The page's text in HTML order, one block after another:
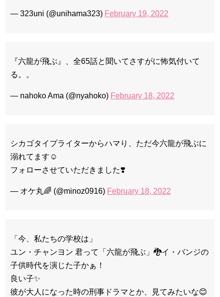
— 323uni (@unihama323) February 19, 2022
『六龍が飛ぶ』、全65話と聞いてさすがに怖気付いて
る。。
— nahoko Ama (@nyahoko) February 18, 2022
シカゴタイプライターからハマり、ただ今六龍が飛ぶに
溺れてます☺️
フォローさせていただきました❣️
— オケ丸🌈 (@minoz0916) February 18, 2022
「今、私たちの学校は」
ユン・チャンヨン 君って「六龍が飛ぶ」🐉イ・バンジの
子供時代を演じた子かぁ！
良い子✨
彼が大人になった時の刑事ドラマとか、見てみたいな😊